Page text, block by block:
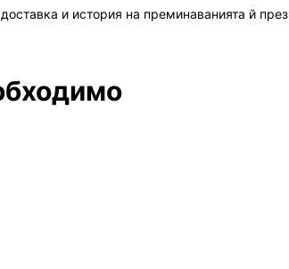
и история на преминаванията й през